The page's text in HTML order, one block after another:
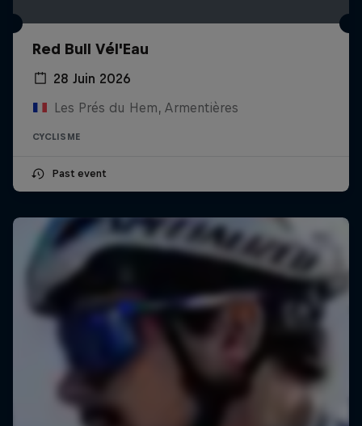
Red Bull Vél'Eau
28 Juin 2026
Les Prés du Hem, Armentières
CYCLISME
Past event